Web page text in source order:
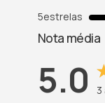
5estrelas
Nota média
5.0 3